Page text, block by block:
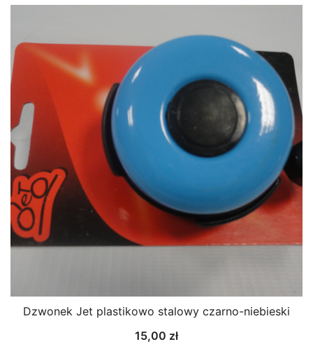
Dzwonek Jet plastikowo stalowy czarno-niebieski
15,00 zł